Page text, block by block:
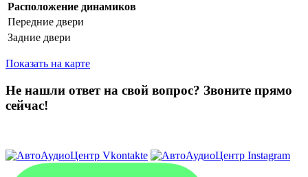
Расположение динамиков
Передние двери
Задние двери
Показать на карте
Не нашли ответ на свой вопрос? Звоните прямо
сейчас!